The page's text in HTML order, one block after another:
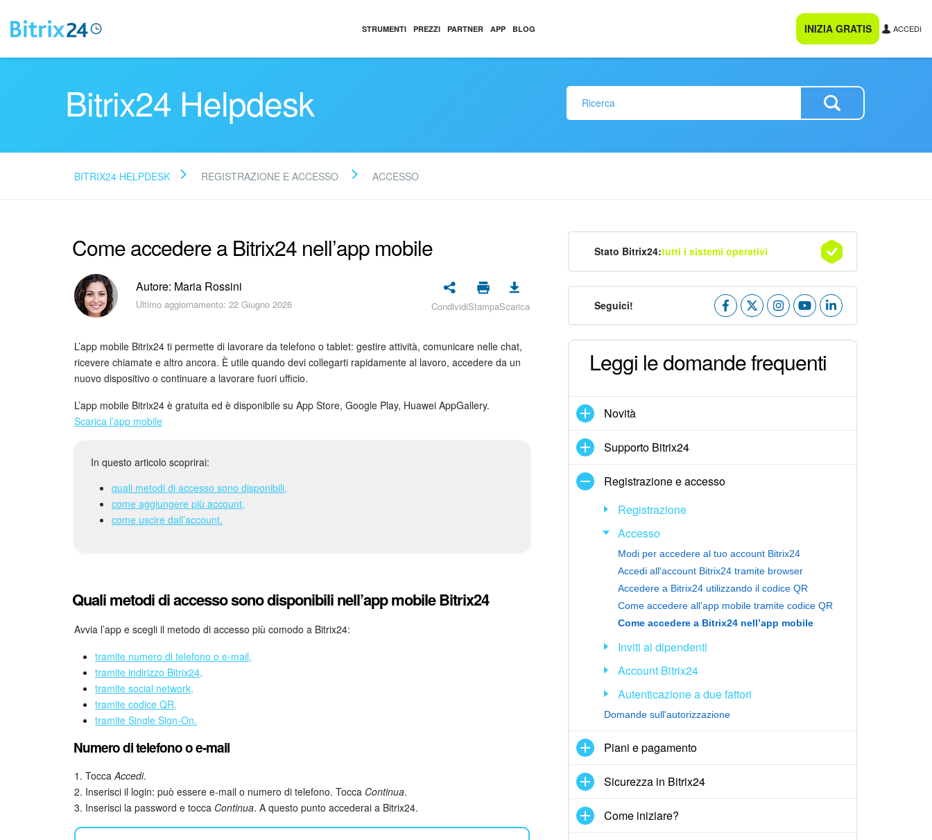
STRUMENTI PREZZI PARTNER APP BLOG INIZIA GRATIS ACCEDI
Bitrix24 Helpdesk
BITRIX24 HELPDESK REGISTRAZIONE E ACCESSO ACCESSO
Come accedere a Bitrix24 nell’app mobile
Autore: Maria Rossini
Ultimo aggiornamento: 22 Giugno 2026 CondividiStampaScarica
L’app mobile Bitrix24 ti permette di lavorare da telefono o tablet: gestire attività, comunicare nelle chat,
ricevere chiamate e altro ancora. È utile quando devi collegarti rapidamente al lavoro, accedere da un
nuovo dispositivo o continuare a lavorare fuori ufficio.
L’app mobile Bitrix24 è gratuita ed è disponibile su App Store, Google Play, Huawei AppGallery.
Scarica l’app mobile
In questo articolo scoprirai:
quali metodi di accesso sono disponibili,
come aggiungere più account,
come uscire dall’account.
Quali metodi di accesso sono disponibili nell’app mobile Bitrix24
Avvia l’app e scegli il metodo di accesso più comodo a Bitrix24:
tramite numero di telefono o e-mail,
tramite indirizzo Bitrix24,
tramite social network,
tramite codice QR,
tramite Single Sign-On.
Numero di telefono o e-mail
1. Tocca Accedi.
2. Inserisci il login: può essere e-mail o numero di telefono. Tocca Continua.
3. Inserisci la password e tocca Continua. A questo punto accederai a Bitrix24.
Stato Bitrix24:tutti i sistemi operativi
Seguici!
Leggi le domande frequenti
Novità
Supporto Bitrix24
Registrazione e accesso
Registrazione
Accesso
Modi per accedere al tuo account Bitrix24
Accedi all'account Bitrix24 tramite browser
Accedere a Bitrix24 utilizzando il codice QR
Come accedere all’app mobile tramite codice QR
Come accedere a Bitrix24 nell’app mobile
Inviti ai dipendenti
Account Bitrix24
Autenticazione a due fattori
Domande sull'autorizzazione
Piani e pagamento
Sicurezza in Bitrix24
Come iniziare?